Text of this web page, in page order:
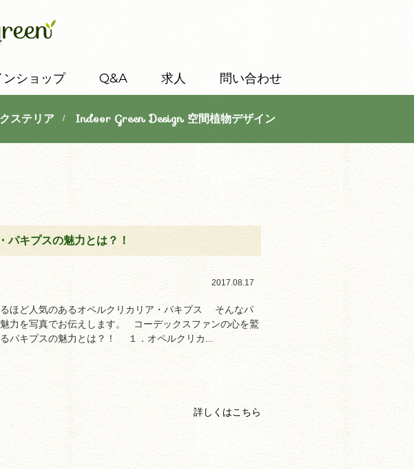
ンショップ Q&A 求人 問い合わせ
ステリア/ Indoor Green Design 空間植物デザイン
パキプスの魅力とは？！
2017.08.17
ほど人気のあるオペルクリカリア・パキプス そんなパ
力を写真でお伝えします。 コーデックスファンの心を鷲
パキプスの魅力とは？！ １．オペルクリカ...
詳しくはこちら